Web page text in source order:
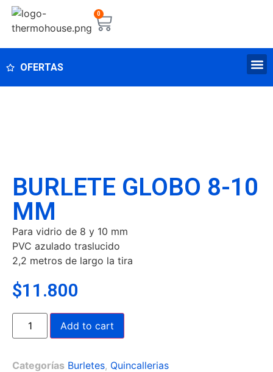
0
OFERTAS
BURLETE GLOBO 8-10
MM
Para vidrio de 8 y 10 mm
PVC azulado traslucido
2,2 metros de largo la tira
$11.800
Add to cart
Categorías Burletes, Quincallerias